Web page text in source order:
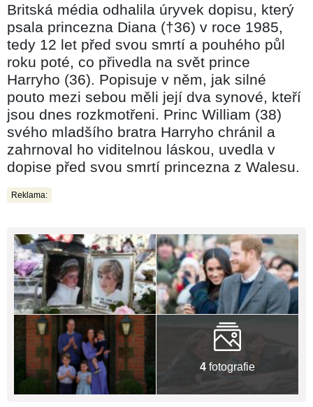
Britská média odhalila úryvek dopisu, který
psala princezna Diana (†36) v roce 1985,
tedy 12 let před svou smrtí a pouhého půl
roku poté, co přivedla na svět prince
Harryho (36). Popisuje v něm, jak silné
pouto mezi sebou měli její dva synové, kteří
jsou dnes rozkmotřeni. Princ William (38)
svého mladšího bratra Harryho chránil a
zahrnoval ho viditelnou láskou, uvedla v
dopise před svou smrtí princezna z Walesu.
Reklama:
4 fotografie